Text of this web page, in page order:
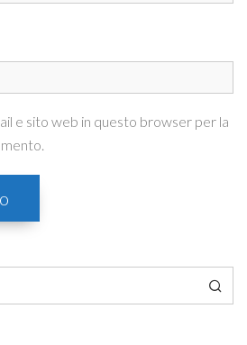
e sito web in questo browser per la